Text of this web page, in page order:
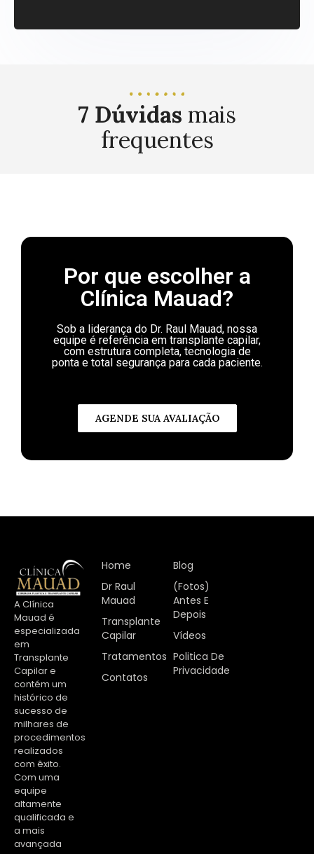
7 Dúvidas mais
frequentes
Por que escolher a
Clínica Mauad?
Sob a liderança do Dr. Raul Mauad, nossa
equipe é referência em transplante capilar,
com estrutura completa, tecnologia de
ponta e total segurança para cada paciente.
AGENDE SUA AVALIAÇÃO
A Clínica
Mauad é
especializada
em
Transplante
Capilar e
contém um
histórico de
sucesso de
milhares de
procedimentos
realizados
com êxito.
Com uma
equipe
altamente
qualificada e
a mais
avançada
Home
Dr Raul
Mauad
Transplante
Capilar
Tratamentos
Contatos
Blog
(Fotos)
Antes E
Depois
Vídeos
Politica De
Privacidade